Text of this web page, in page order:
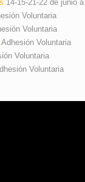
14-15-21-22 de junio
Voluntaria
Voluntaria
Adhesión Voluntaria
Voluntaria
Voluntaria